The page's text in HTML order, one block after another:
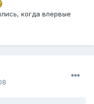
когда впервые